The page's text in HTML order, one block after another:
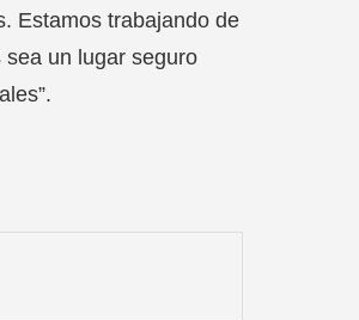
Estamos trabajando de
un lugar seguro